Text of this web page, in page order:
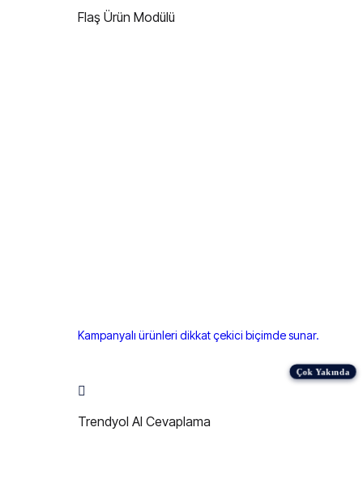
Flaş Ürün Modülü
Kampanyalı ürünleri dikkat çekici biçimde sunar.
Trendyol AI Cevaplama